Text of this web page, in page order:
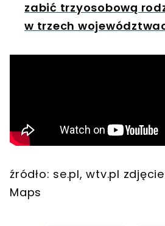
zabić trzyosobową
w trzech
źródło: se.pl, wtv.pl
Maps